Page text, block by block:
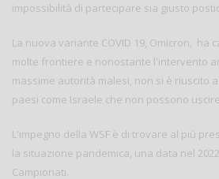
impossibilità di partecipare sia giusto
La nuova variante COVID 19, Omicron, ha
molte frontiere e nonostante l'intervento
massime autorità malesi, non si è riuscito
paesi come Israele che non possono
L'impegno della WSF è di trovare al più
la situazione pandemica, una data nel
Campionati.